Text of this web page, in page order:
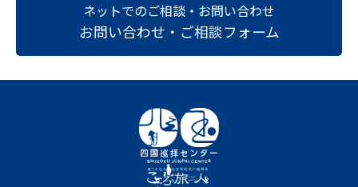
ネットでのご相談・お問い合わせ
お問い合わせ・ご相談フォーム